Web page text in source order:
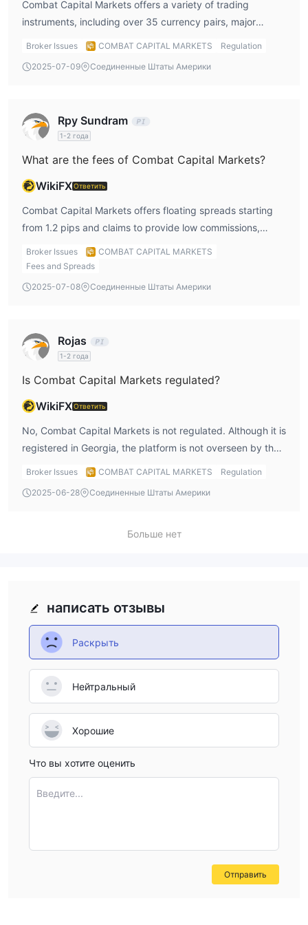
Combat Capital Markets offers a variety of trading
instruments, including over 35 currency pairs, major
indices, and cryptocurrencies. It also provides competitive
trading via MetaTrader 5 (MT5).
Broker Issues COMBAT CAPITAL MARKETS
Regulation
2025-07-09
Соединенные Штаты Америки
Rpy Sundram
1-2 года
What are the fees of Combat Capital Markets?
WikiFXОтветить
Combat Capital Markets offers floating spreads starting
from 1.2 pips and claims to provide low commissions,
making it suitable for professional traders. However, no
further detailed fee breakdown is provided.
Broker Issues
COMBAT CAPITAL MARKETS
Fees and Spreads
2025-07-08
Соединенные Штаты Америки
Rojas
1-2 года
Is Combat Capital Markets regulated?
WikiFXОтветить
No, Combat Capital Markets is not regulated. Although it is
registered in Georgia, the platform is not overseen by the
National Bank of Georgia (NBG) or any other regulatory
Broker Issues COMBAT CAPITAL MARKETS
Regulation
2025-06-28
Соединенные Штаты Америки
Больше нет
написать отзывы
Раскрыть
Нейтральный
Хорошие
Что вы хотите оценить
Введите...
Отправить